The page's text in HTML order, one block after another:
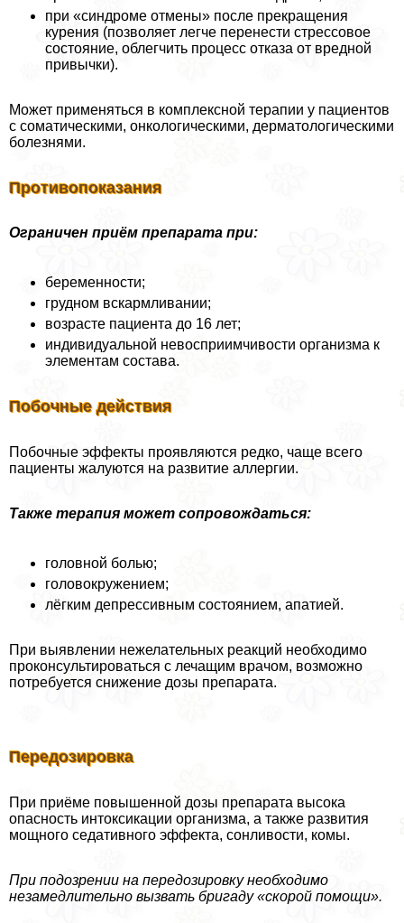
при «синдроме отмены» после прекращения
курения (позволяет легче перенести стрессовое
состояние, облегчить процесс отказа от вредной
привычки).
Может применяться в комплексной терапии у пациентов
с соматическими, oнкoлoгическими, дерматологическими
болезнями.
Противопоказания
Ограничен приём препарата при:
беременности;
грудном вскармливании;
возрасте пациента до 16 лет;
индивидуальной невосприимчивости организма к
элементам состава.
Побочные действия
Побочные эффекты проявляются редко, чаще всего
пациенты жалуются на развитие аллергии.
Также терапия может сопровождаться:
головной болью;
головокружением;
лёгким депрессивным состоянием, апатией.
При выявлении нежелательных реакций необходимо
проконсультироваться с лечащим врачом, возможно
потребуется снижение дозы препарата.
Передозировка
При приёме повышенной дозы препарата высока
опасность интоксикации организма, а также развития
мощного седативного эффекта, сонливости, комы.
При подозрении на передозировку необходимо
незамедлительно вызвать бригаду «скорой помощи».